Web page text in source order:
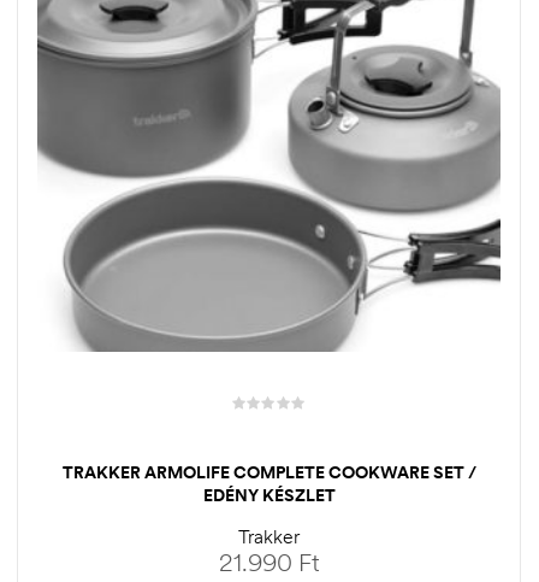
TRAKKER ARMOLIFE COMPLETE COOKWARE SET /
EDÉNY KÉSZLET
Trakker
21.990 Ft